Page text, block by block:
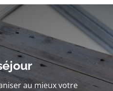
au mieux votre